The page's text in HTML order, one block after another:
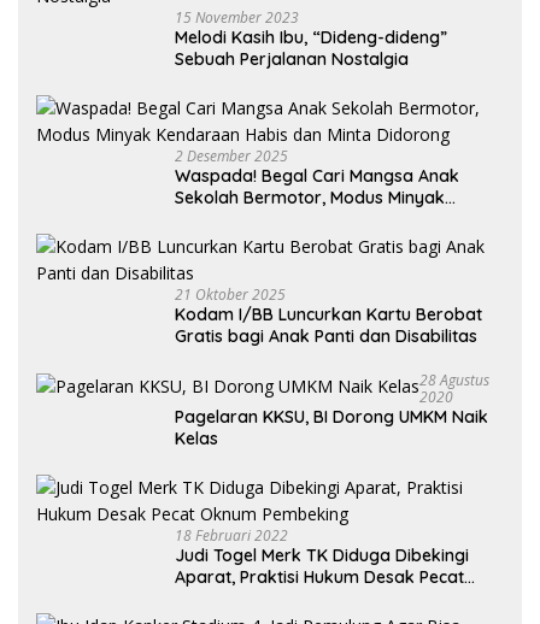
15 November 2023
Melodi Kasih Ibu, “Dideng-dideng”
Sebuah Perjalanan Nostalgia
2 Desember 2025
Waspada! Begal Cari Mangsa Anak
Sekolah Bermotor, Modus Minyak
21 Oktober 2025
Kodam I/BB Luncurkan Kartu Berobat
Gratis bagi Anak Panti dan Disabilitas
28 Agustus
2020
Pagelaran KKSU, BI Dorong UMKM Naik
Kelas
18 Februari 2022
Judi Togel Merk TK Diduga Dibekingi
Aparat, Praktisi Hukum Desak Pecat